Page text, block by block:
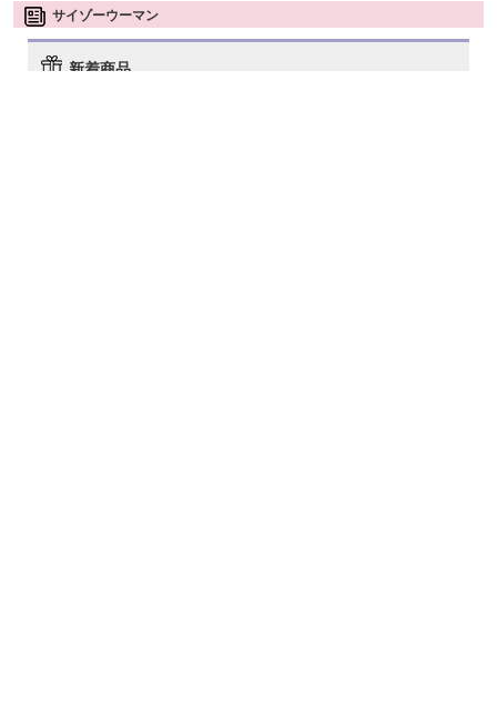
サイゾーウーマン
新着商品